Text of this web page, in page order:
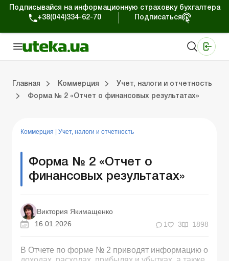
Подписывайся на информационную страховку бухгалтера
+38(044)334-62-70
Подписаться
Главная Коммерция
Учет, налоги и отчетность
Форма № 2 «Отчет о финансовых результатах»
Коммерция Учет, налоги и отчетность
Форма № 2 «Отчет о
финансовых результатах»
Виктория Якимащенко
16.01.2026
1 3 1898
В Отчете по форме № 2 приводят информацию о